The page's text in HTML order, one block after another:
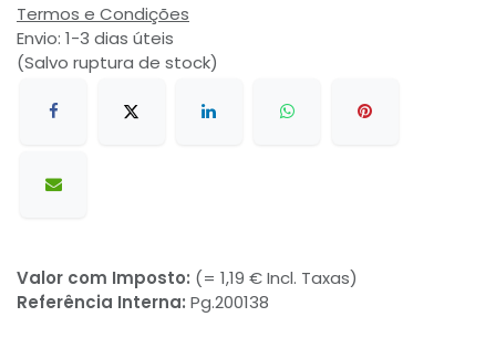
Termos e Condições
Envio: 1-3 dias úteis
(Salvo ruptura de stock)
Valor com Imposto: (= 1,19 € Incl. Taxas)
Referência Interna: Pg.200138